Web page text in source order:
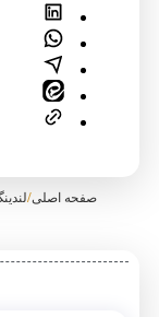
صفحه اصلی/